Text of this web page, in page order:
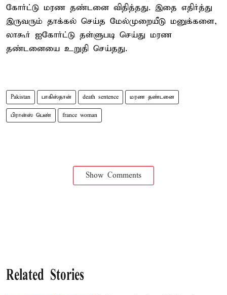
கோர்ட்டு மரண தண்டனை விதித்தது. இதை எதிர்த்து
இருவரும் தாக்கல் செய்த மேல்முறையீடு மனுக்களை,
லாகூர் ஐகோர்ட்டு தள்ளுபடி செய்து மரண
தண்டனையை உறுதி செய்தது.
Pakistan பாகிஸ்தான் death sentence மரண தண்டனை
பிரான்ஸ் பெண் france woman
Show Comments
Related Stories